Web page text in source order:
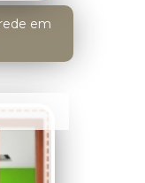
em